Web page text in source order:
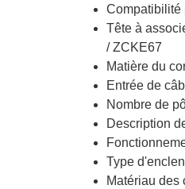
Compatibilité
Tête à
/ ZCKE67
Matière du
Entrée de
Nombre de
Description
Type
Matériau des